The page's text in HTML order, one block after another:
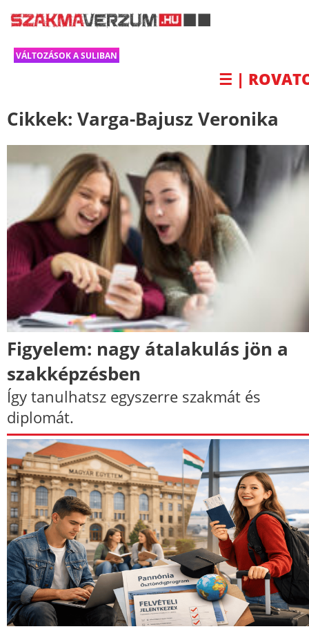
VÁLTOZÁSOK A SULIBAN
☰ |
Cikkek: Varga-Bajusz Veronika
Figyelem: nagy átalakulás jön a
szakképzésben
Így tanulhatsz egyszerre szakmát és
diplomát.